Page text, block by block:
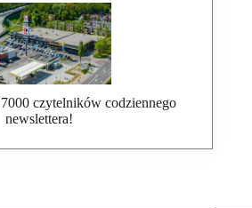
czytelników codziennego
newslettera!